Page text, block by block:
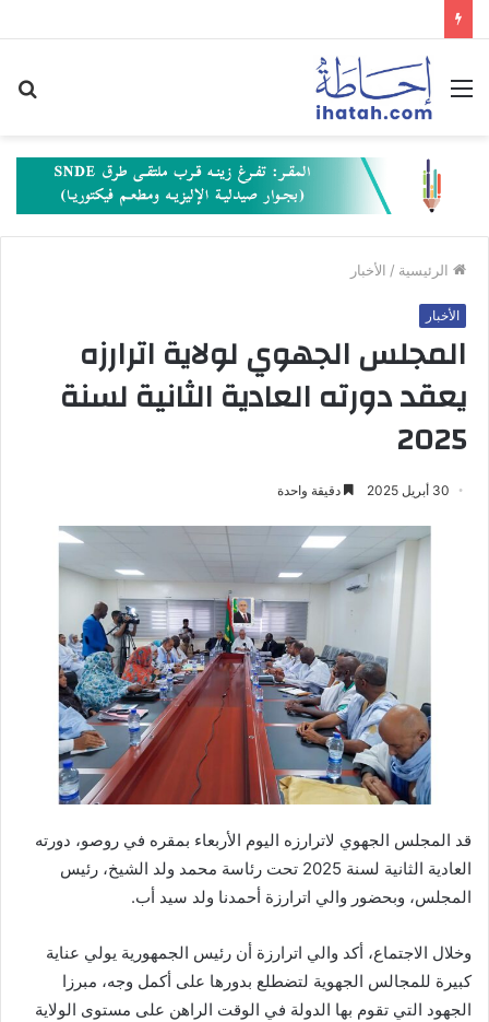
القائمة
الرئيسية / الأخبار
الأخبار
المجلس الجهوي لولاية اترارزه
يعقد دورته العادية الثانية لسنة
2025
30 أبريل 2025 دقيقة واحدة
قد المجلس الجهوي لاترارزه اليوم الأربعاء بمقره في روصو، دورته
العادية الثانية لسنة 2025 تحت رئاسة محمد ولد الشيخ، رئيس
المجلس، وبحضور والي اترارزة أحمدنا ولد سيد أب.
وخلال الاجتماع، أكد والي اترارزة أن رئيس الجمهورية يولي عناية
كبيرة للمجالس الجهوية لتضطلع بدورها على أكمل وجه، مبرزا
الجهود التي تقوم بها الدولة في الوقت الراهن على مستوى الولاية